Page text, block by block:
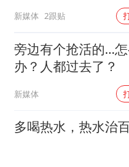
新媒体 2跟贴
旁边有个抢活的…
办？人都过去了？
新媒体
多喝热水，热水治